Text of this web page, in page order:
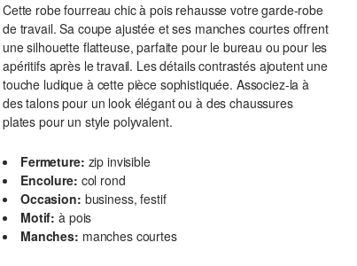
Cette robe fourreau chic à pois rehausse votre garde-robe
de travail. Sa coupe ajustée et ses manches courtes offrent
une silhouette flatteuse, parfaite pour le bureau ou pour les
apéritifs après le travail. Les détails contrastés ajoutent une
touche ludique à cette pièce sophistiquée. Associez-la à
des talons pour un look élégant ou à des chaussures
plates pour un style polyvalent.
Fermeture: zip invisible
Encolure: col rond
Occasion: business, festif
Motif: à pois
Manches: manches courtes